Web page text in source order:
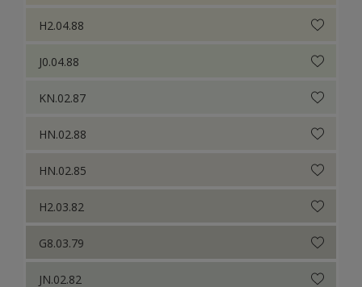
H2.04.88
J0.04.88
KN.02.87
HN.02.88
HN.02.85
H2.03.82
G8.03.79
JN.02.82